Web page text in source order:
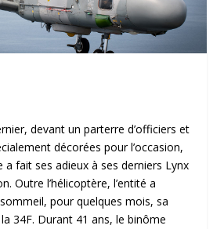
devant un parterre d’officiers et
décorées pour l’occasion,
a fait ses adieux à ses derniers Lynx
Outre l’hélicoptère, l’entité a
pour quelques mois, sa
34F. Durant 41 ans, le binôme